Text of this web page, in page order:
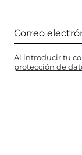
Al introducir tu
protección de